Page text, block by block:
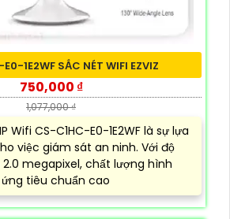
1E2WF SẮC NÉT WIFI EZVIZ
750,000 ₫
1,077,000 ₫
Wifi CS-C1HC-E0-1E2WF là sự lựa
việc giám sát an ninh. Với độ
megapixel, chất lượng hình
tiêu chuẩn cao